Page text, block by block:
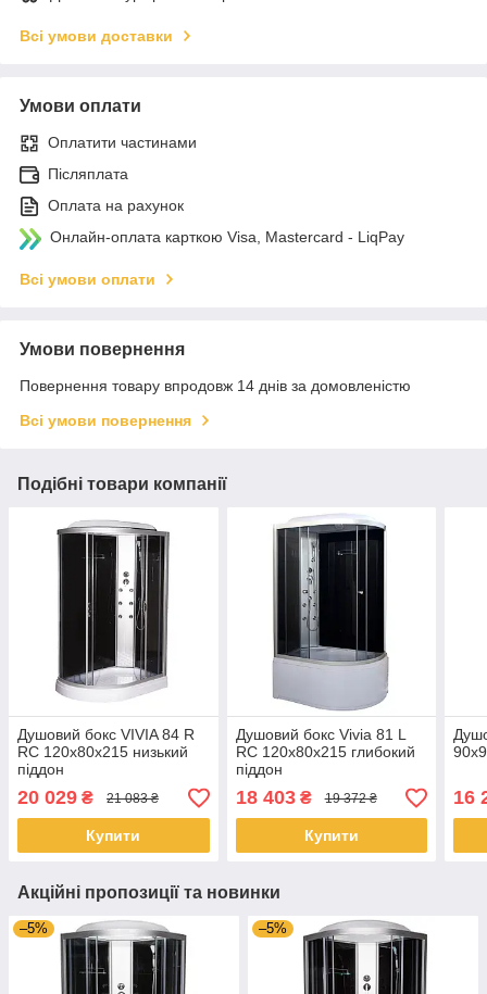
Всі умови доставки
Умови оплати
Оплатити частинами
Післяплата
Оплата на рахунок
Онлайн-оплата карткою Visa, Mastercard - LiqPay
Всі умови оплати
Умови повернення
Повернення товару впродовж 14 днів за домовленістю
Всі умови повернення
Подібні товари компанії
Душовий бокс VIVIA 84 R
RC 120x80x215 низький
піддон
20 029 ₴ 21 083 ₴
Купити
Душовий бокс Vivia 81 L
RC 120x80x215 глибокий
піддон
18 403₴ 19 372 ₴
Купити
16
Акційні пропозиції та новинки
–5% –5%